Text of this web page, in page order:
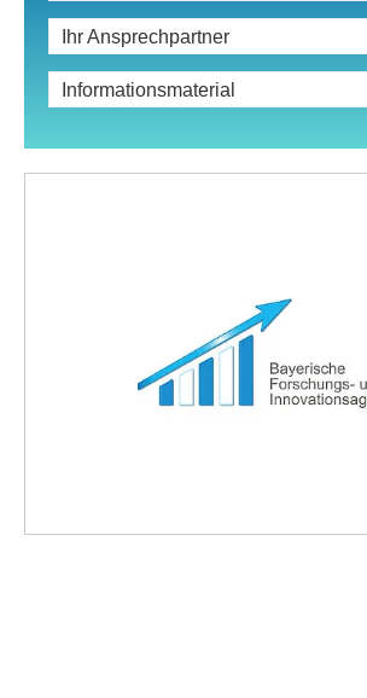
Ihr Ansprechpartner
Informationsmaterial